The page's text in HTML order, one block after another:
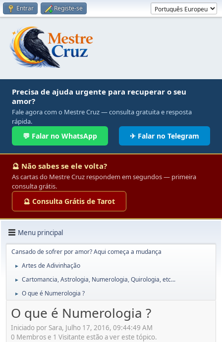
Entrar Registe-se
Precisa de ajuda urgente para recuperar o seu
amor?
Fale agora com o Mestre Cruz — consulta gratuita e resposta
rápida.
💬 Falar no WhatsApp ✈ Falar no Telegram
🔮 Não sabes se ele volta?
As cartas do Mestre Cruz respondem em segundos — primeira
consulta grátis.
🔮 Consulta Grátis de Tarot
Menu principal
Cansado de sofrer por amor? Aqui começa a mudança
► Artes de Adivinhação
► Cartomancia, Astrologia, Numerologia, Quirologia, etc...
► O que é Numerologia ?
O que é Numerologia ?
Iniciado por Sara, Julho 17, 2016, 09:44:49 AM
0 Membros e 1 Visitante estão a ver este tópico.